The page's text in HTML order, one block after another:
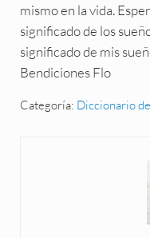
mismo en la vida.
significado de los
significado de mis
Bendiciones Flo
Categoría: Diccionario